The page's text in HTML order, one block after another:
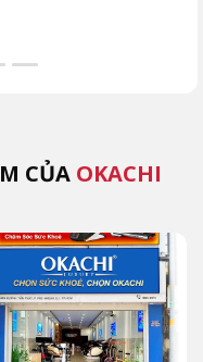
CỦA OKACHI